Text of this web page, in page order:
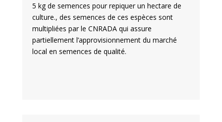
5 kg de semences pour repiquer un hectare de
culture., des semences de ces espèces sont
multipliées par le CNRADA qui assure
partiellement l’approvisionnement du marché
local en semences de qualité.